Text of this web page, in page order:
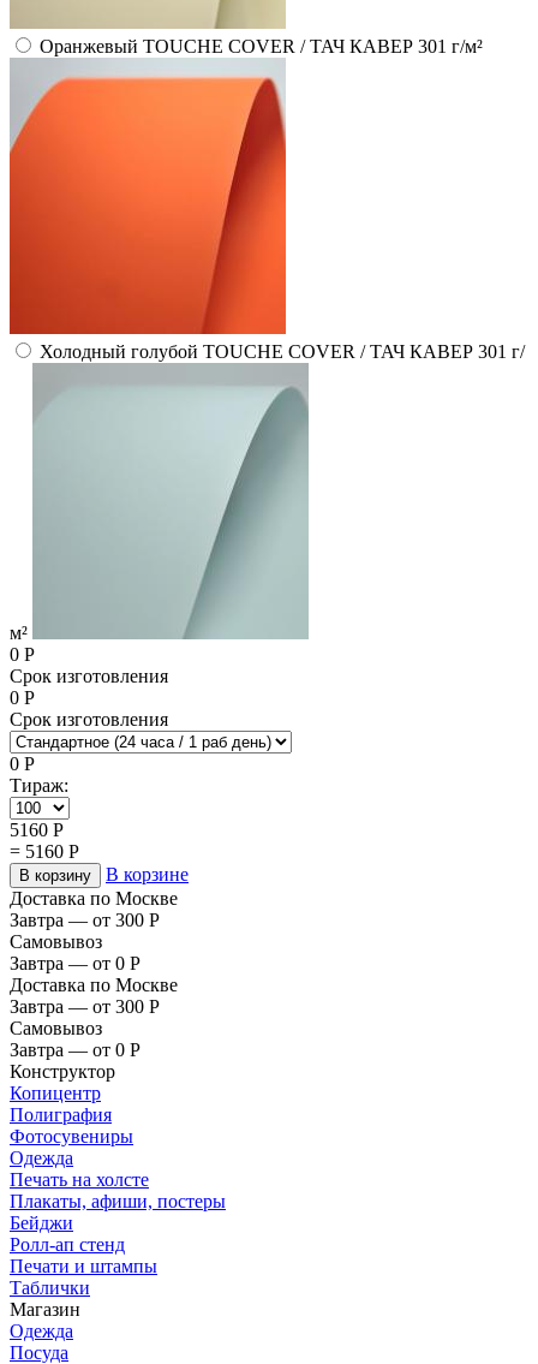
Оранжевый TOUCHE COVER / ТАЧ КАВЕР 301 г/м²
Холодный голубой TOUCHE COVER / ТАЧ КАВЕР 301 г/
м²
0 Р
Срок изготовления
0 Р
Срок изготовления
0 Р
Тираж:
5160 Р
= 5160 Р
В корзину
В корзине
Доставка по Москве
Завтра — от 300 Р
Самовывоз
Завтра — от 0 Р
Доставка по Москве
Завтра — от 300 Р
Самовывоз
Завтра — от 0 Р
Конструктор
Копицентр
Полиграфия
Фотосувениры
Одежда
Печать на холсте
Плакаты, афиши, постеры
Бейджи
Ролл-ап стенд
Печати и штампы
Таблички
Магазин
Одежда
Посуда